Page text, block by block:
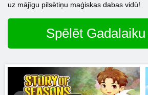
uz mājīgu pilsētiņu maģiskas dabas vidū!
Spēlēt